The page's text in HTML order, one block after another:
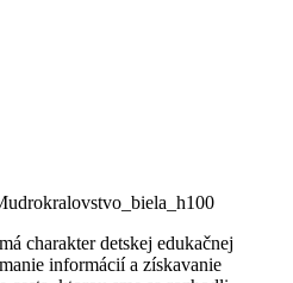
charakter detskej edukačnej
informácií a získavanie